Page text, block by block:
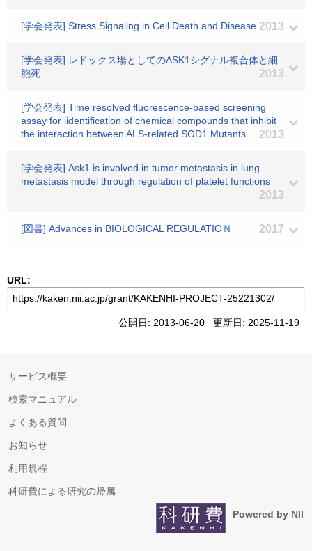
[学会発表] Stress Signaling in Cell Death and Disease 2013
[学会発表] レドックス場としてのASK1シグナル複合体と細
胞死
2013
[学会発表] Time resolved fluorescence-based screening
assay for iidentification of chemical compounds that inhibit
the interaction between ALS-related SOD1 Mutants
2013
[学会発表] Ask1 is involved in tumor metastasis in lung
metastasis model through regulation of platelet functions
2013
[図書] Advances in BIOLOGICAL REGULATIOＮ 2017
URL:
公開日: 2013-06-20 更新日: 2025-11-19
サービス概要
検索マニュアル
よくある質問
お知らせ
利用規程
科研費による研究の帰属
Powered by NII